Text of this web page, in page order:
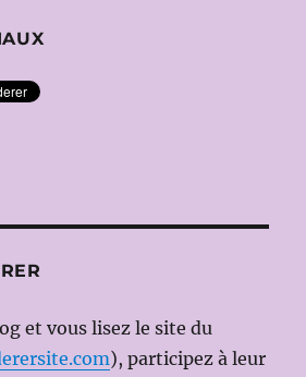
et vous lisez le site du
), participez à leur